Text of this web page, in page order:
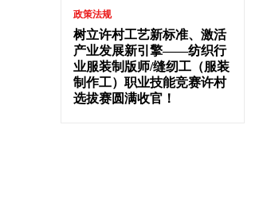
政策法规
树立许村工艺新标准、激活
产业发展新引擎——纺织行
业服装制版师/缝纫工（服装
制作工）职业技能竞赛许村
选拔赛圆满收官！